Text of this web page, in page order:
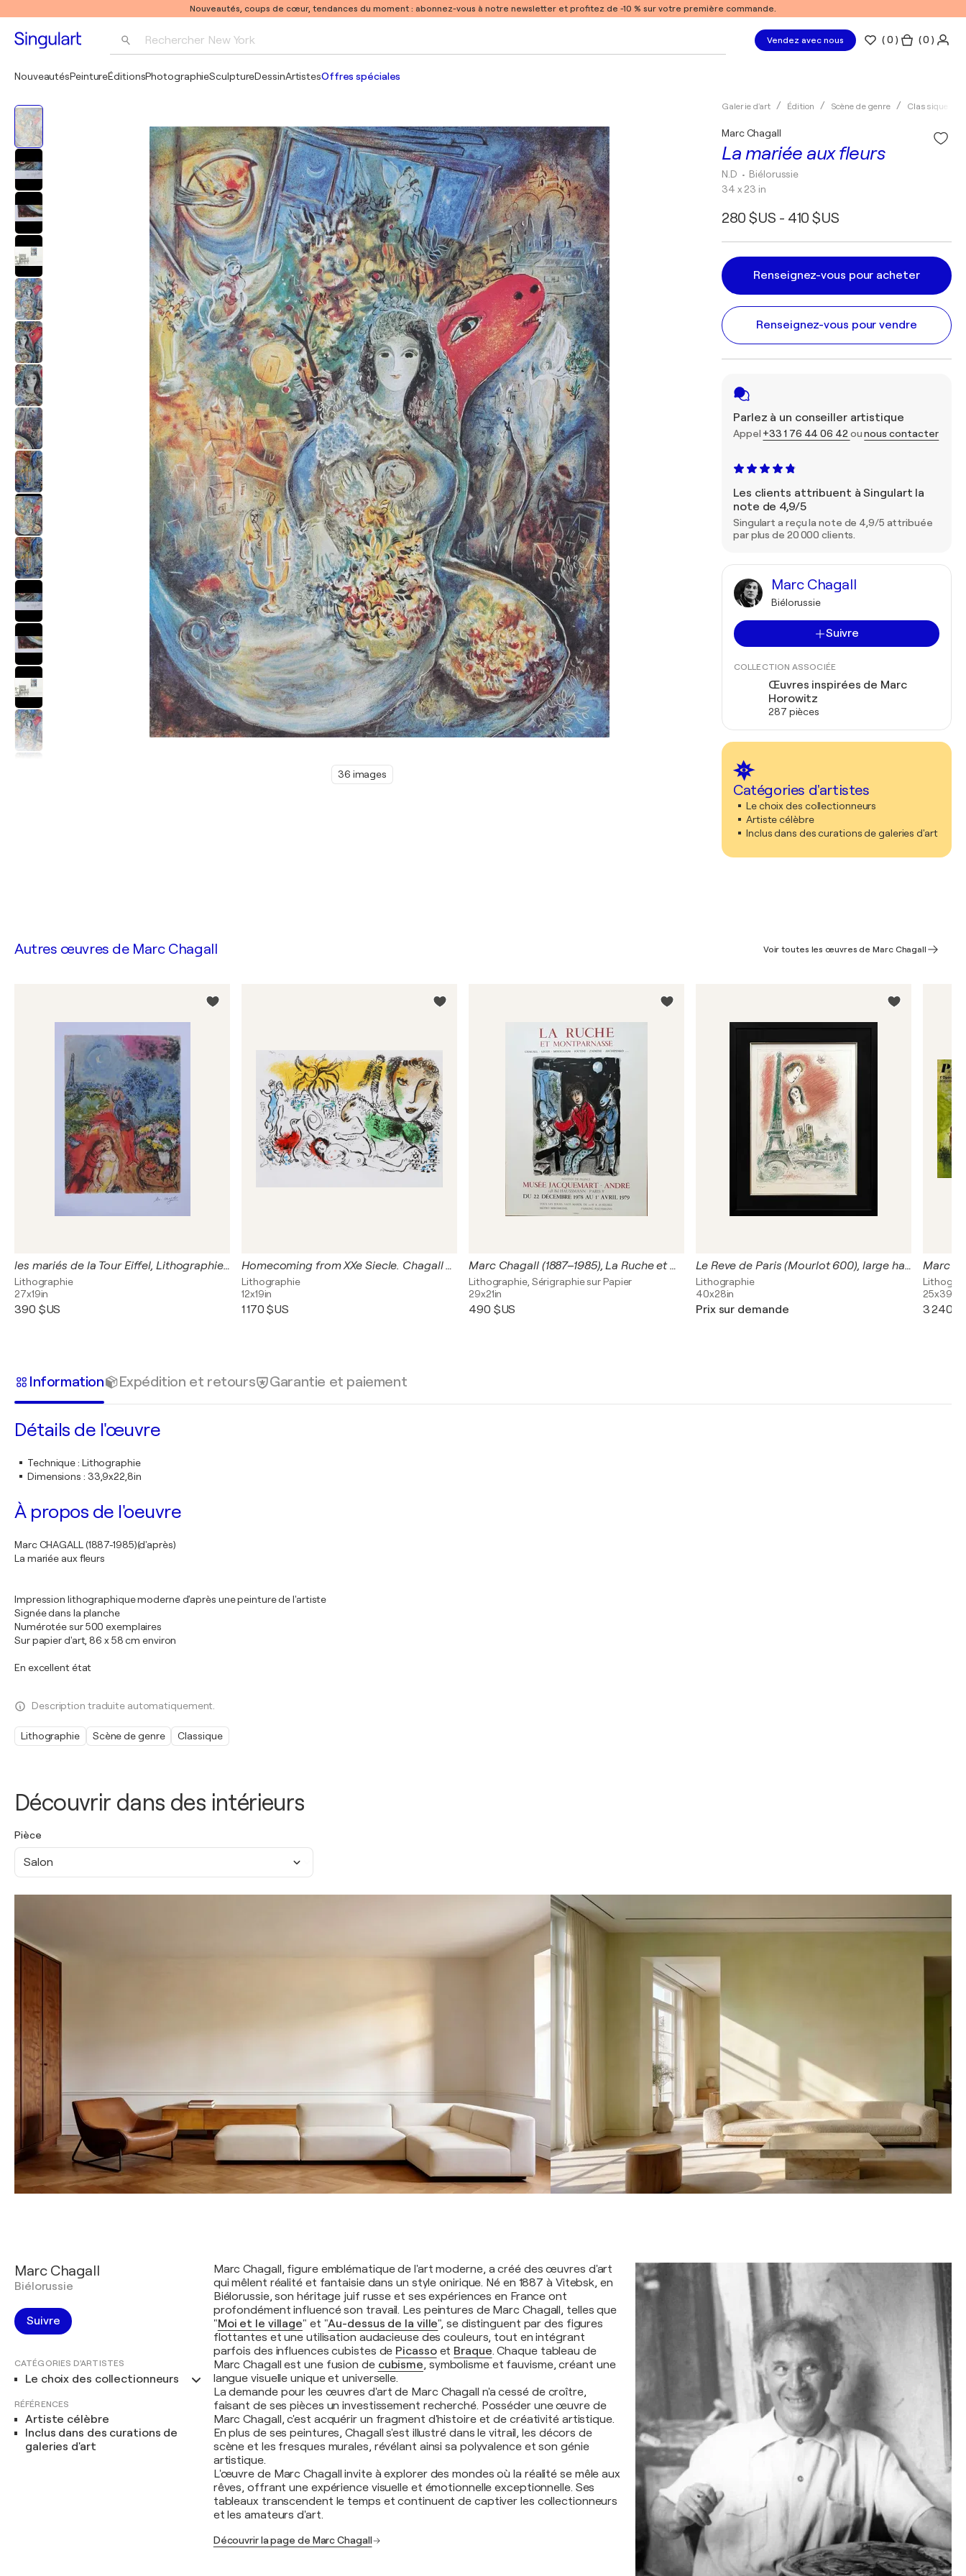
Nouveautés, coups de cœur, tendances du moment : abonnez-vous à notre newsletter et profitez de -10 % sur votre première commande.
Rechercher New York
Pablo Picasso
Vendez avec nous (0 ) ( 0 )
NouveautésPeintureÉditionsPhotographieSculptureDessinArtistesOffres spéciales
36 images
Galerie d'art Édition Scène de genre Classique
La mariée aux fleurs
Marc Chagall
N.D • Biélorussie
34 x 23 in
280 $US - 410 $US
Renseignez-vous pour acheter
Renseignez-vous pour vendre
Parlez à un conseiller artistique
Appel +33 1 76 44 06 42 ounous contacter
Les clients attribuent à Singulart la
note de 4,9/5
Singulart a reçu la note de 4,9/5 attribuée
par plus de 20 000 clients.
Marc Chagall
Biélorussie
Suivre
COLLECTION ASSOCIÉE
Œuvres inspirées de Marc
Horowitz
287 pièces
Catégories d'artistes
Le choix des collectionneurs
Artiste célèbre
Inclus dans des curations de galeries d'art
Découvrir dans des intérieurs
Pièce
Salon
Autres œuvres de Marc Chagall Voir toutes les œuvres de Marc Chagall
les mariés de la Tour Eiffel, Lithographie signée
Lithographie
27x19in
390 $US
Homecoming from XXe Siecle. Chagall Monumental
Lithographie
12x19in
1 170 $US
Marc Chagall (1887–1985), La Ruche et Montparnasse Exhibition Poster (1979, Musée Jacquemart-André), Printed in France
Lithographie, Sérigraphie sur Papier
29x21in
490 $US
Le Reve de Paris (Mourlot 600), large hand signed lithograph
Lithographie
40x28in
Prix sur demande
25x39in
3 240
Information Expédition et retours Garantie et paiement
Détails de l'œuvre
Technique: Lithographie
Dimensions : 33,9x22,8in
À propos de l'oeuvre
Marc CHAGALL (1887-1985)(d'après)
La mariée aux fleurs
Impression lithographique moderne d'après une peinture de l'artiste
Signée dans la planche
Numérotée sur 500 exemplaires
Sur papier d'art, 86 x 58 cm environ
En excellent état
Description traduite automatiquement.
Lithographie Scène de genre Classique
Marc Chagall
Biélorussie
Suivre
CATÉGORIES D'ARTISTES
Le choix des collectionneurs
RÉFÉRENCES
Artiste célèbre
Inclus dans des curations de
galeries d'art
Marc Chagall, figure emblématique de l'art moderne, a créé des œuvres d'art
qui mêlent réalité et fantaisie dans un style onirique. Né en 1887 à Vitebsk, en
Biélorussie, son héritage juif russe et ses expériences en France ont
profondément influencé son travail. Les peintures de Marc Chagall, telles que
"Moi et le village" et "Au-dessus de la ville", se distinguent par des figures
flottantes et une utilisation audacieuse des couleurs, tout en intégrant
parfois des influences cubistes de Picasso et Braque. Chaque tableau de
Marc Chagall est une fusion de cubisme, symbolisme et fauvisme, créant une
langue visuelle unique et universelle.
La demande pour les œuvres d'art de Marc Chagall n'a cessé de croître,
faisant de ses pièces un investissement recherché. Posséder une œuvre de
Marc Chagall, c'est acquérir un fragment d'histoire et de créativité artistique.
En plus de ses peintures, Chagall s'est illustré dans le vitrail, les décors de
scène et les fresques murales, révélant ainsi sa polyvalence et son génie
artistique.
L'œuvre de Marc Chagall invite à explorer des mondes où la réalité se mêle aux
rêves, offrant une expérience visuelle et émotionnelle exceptionnelle. Ses
tableaux transcendent le temps et continuent de captiver les collectionneurs
et les amateurs d'art.
Découvrir la page de Marc Chagall